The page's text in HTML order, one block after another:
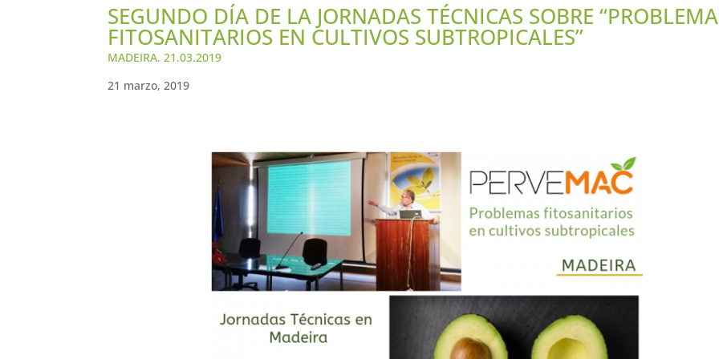
SEGUNDO DÍA DE LA JORNADAS TÉCNICAS SOBRE
FITOSANITARIOS EN CULTIVOS SUBTROPICALES”
MADEIRA. 21.03.2019
21 marzo, 2019